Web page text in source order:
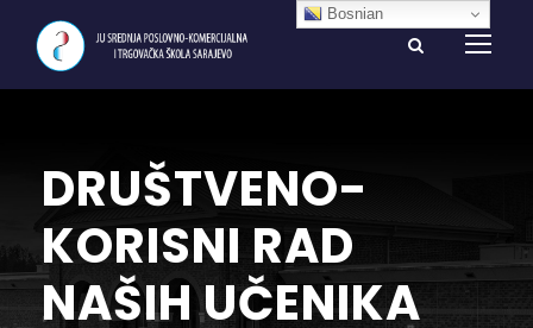
DRUŠTVENO-
KORISNI RAD
NAŠIH UČENIKA
Bosnian